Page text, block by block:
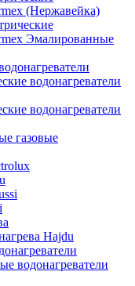
(Нержавейка)
Эмалированные
водонагреватели
водонагреватели
газовые
Hajdu
водонагреватели